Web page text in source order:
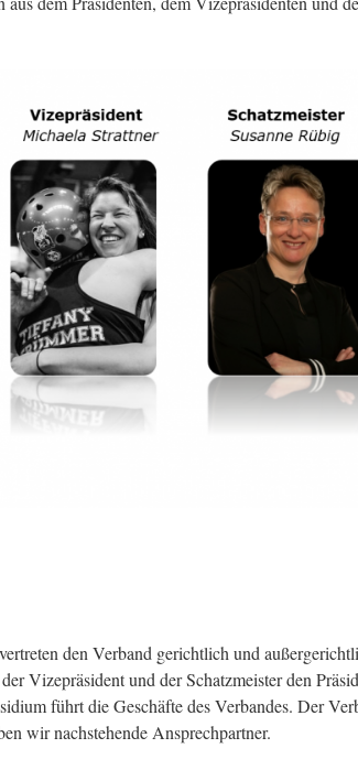
den Verband gerichtlich und
Vizepräsident und der Schatzmeister den
führt die Geschäfte des Verbandes. Der
wir nachstehende Ansprechpartner.